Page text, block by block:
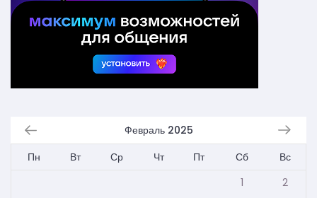
Февраль 2025
Пн
Вт Ср Чт Пт Сб
Вс
1
2